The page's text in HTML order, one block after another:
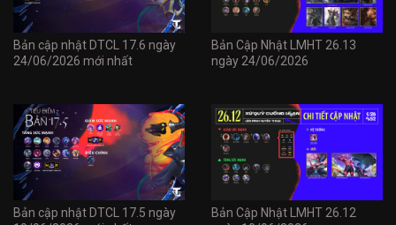
Bản cập nhật DTCL 17.6 ngày
24/06/2026 mới nhất
Bản Cập Nhật LMHT 26.13
ngày 24/06/2026
Bản cập nhật DTCL 17.5 ngày
Bản Cập Nhật LMHT 26.12